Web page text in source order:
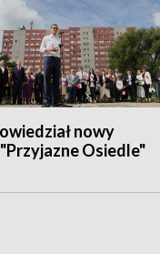
nowy
Osiedle"